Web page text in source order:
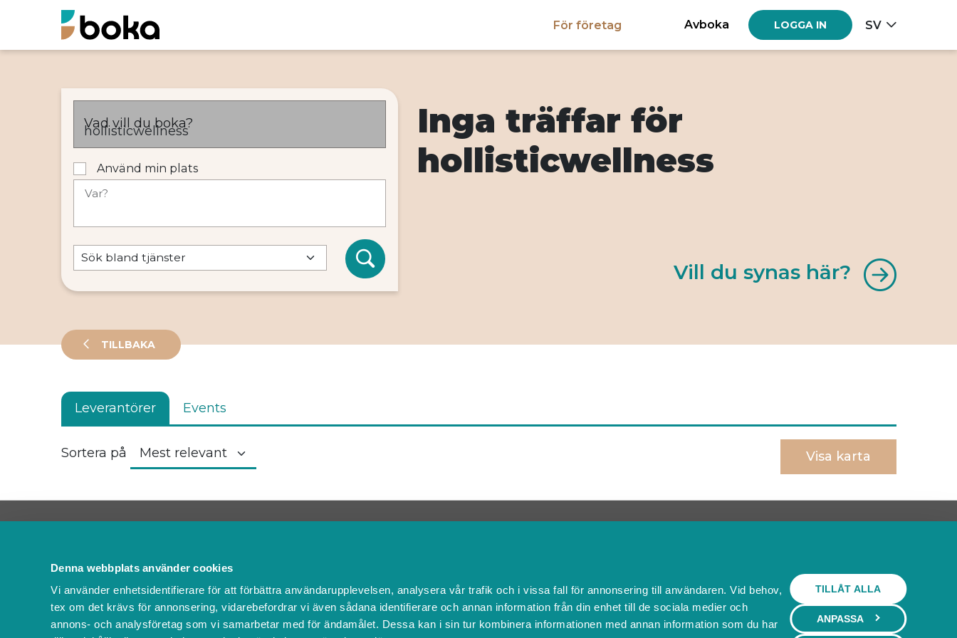
Denna webbplats använder cookies
Vi använder enhetsidentifierare för att förbättra användarupplevelsen, analysera vår trafik och i vissa fall för annonsering till användaren. Vid behov,
tex om det krävs för annonsering, vidarebefordrar vi även sådana identifierare och annan information från din enhet till de sociala medier och
annons- och analysföretag som vi samarbetar med för ändamålet. Dessa kan i sin tur kombinera informationen med annan information som du har
TILLÅT ALLA
ANPASSA
För företag Avboka LOGGA IN SV
Vad vill du boka?
Använd min plats
Var?
Inga träffar för
hollisticwellness
Vill du synas här?
TILLBAKA
Leverantörer Events
Sortera på Visa karta
FAQ
Villkor & policyer
Ändra cookies
Vardagar 09.00 – 16.00
Lunchstängt 12.00 - 13.00